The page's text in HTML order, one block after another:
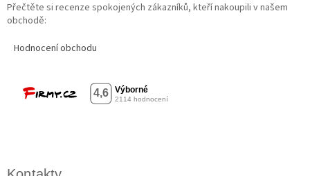
Přečtěte si recenze spokojených zákazníků, kteří nakoupili v našem
obchodě:
Hodnocení obchodu